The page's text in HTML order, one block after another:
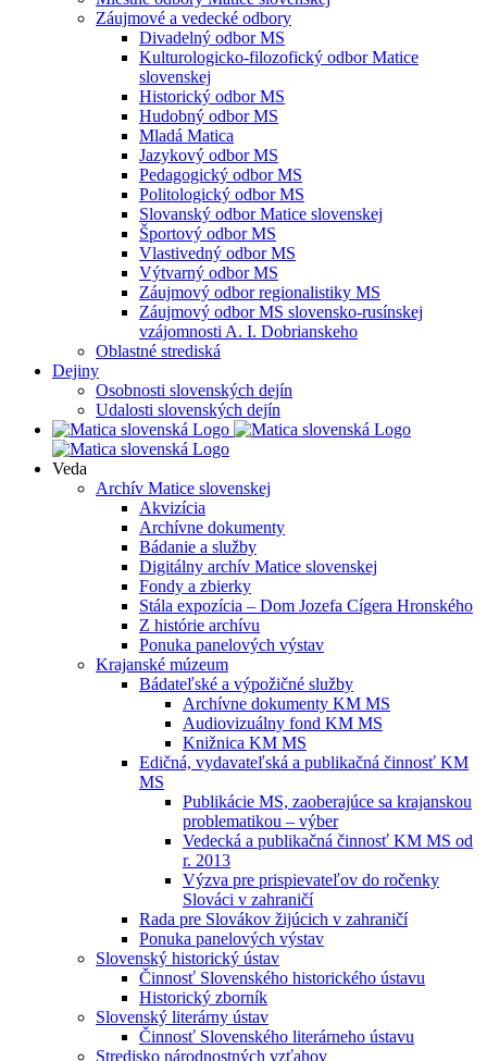
Záujmové a vedecké odbory
Divadelný odbor MS
Kulturologicko-filozofický odbor Matice
slovenskej
Historický odbor MS
Hudobný odbor MS
Mladá Matica
Jazykový odbor MS
Pedagogický odbor MS
Politologický odbor MS
Slovanský odbor Matice slovenskej
Športový odbor MS
Vlastivedný odbor MS
Výtvarný odbor MS
Záujmový odbor regionalistiky MS
Záujmový odbor MS slovensko-rusínskej
vzájomnosti A. I. Dobrianskeho
Oblastné strediská
Dejiny
Osobnosti slovenských dejín
Udalosti slovenských dejín
Veda
Archív Matice slovenskej
Akvizícia
Archívne dokumenty
Bádanie a služby
Digitálny archív Matice slovenskej
Fondy a zbierky
Stála expozícia – Dom Jozefa Cígera Hronského
Z histórie archívu
Ponuka panelových výstav
Krajanské múzeum
Bádateľské a výpožičné služby
Archívne dokumenty KM MS
Audiovizuálny fond KM MS
Knižnica KM MS
Edičná, vydavateľská a publikačná činnosť KM
MS
Publikácie MS, zaoberajúce sa krajanskou
problematikou – výber
Vedecká a publikačná činnosť KM MS od
r. 2013
Výzva pre prispievateľov do ročenky
Slováci v zahraničí
Rada pre Slovákov žijúcich v zahraničí
Ponuka panelových výstav
Slovenský historický ústav
Činnosť Slovenského historického ústavu
Historický zborník
Slovenský literárny ústav
Činnosť Slovenského literárneho ústavu
Stredisko národnostných vzťahov